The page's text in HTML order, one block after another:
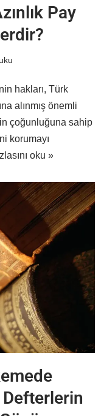
Pay
hakları, Türk
alınmış önemli
çoğunluğuna sahip
korumayı
oku »